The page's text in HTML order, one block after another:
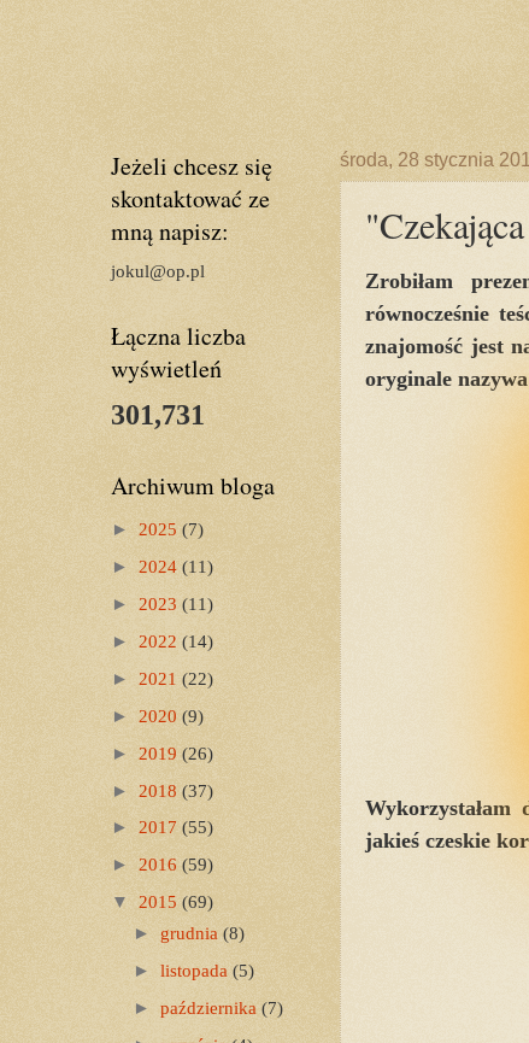
środa, 28 stycznia
Zrobiłam
równocześnie
znajomość jest
oryginale
jakieś czeskie
Jeżeli chcesz się
skontaktować ze
mną napisz:
jokul@op.pl
Łączna liczba
wyświetleń
301,731
Archiwum bloga
► 2025 (7)
► 2024 (11)
► 2023 (11)
► 2022 (14)
► 2021 (22)
► 2020 (9)
► 2019 (26)
► 2018 (37)
► 2017 (55)
► 2016 (59)
▼ 2015 (69)
► grudnia (8)
► listopada (5)
► października (7)